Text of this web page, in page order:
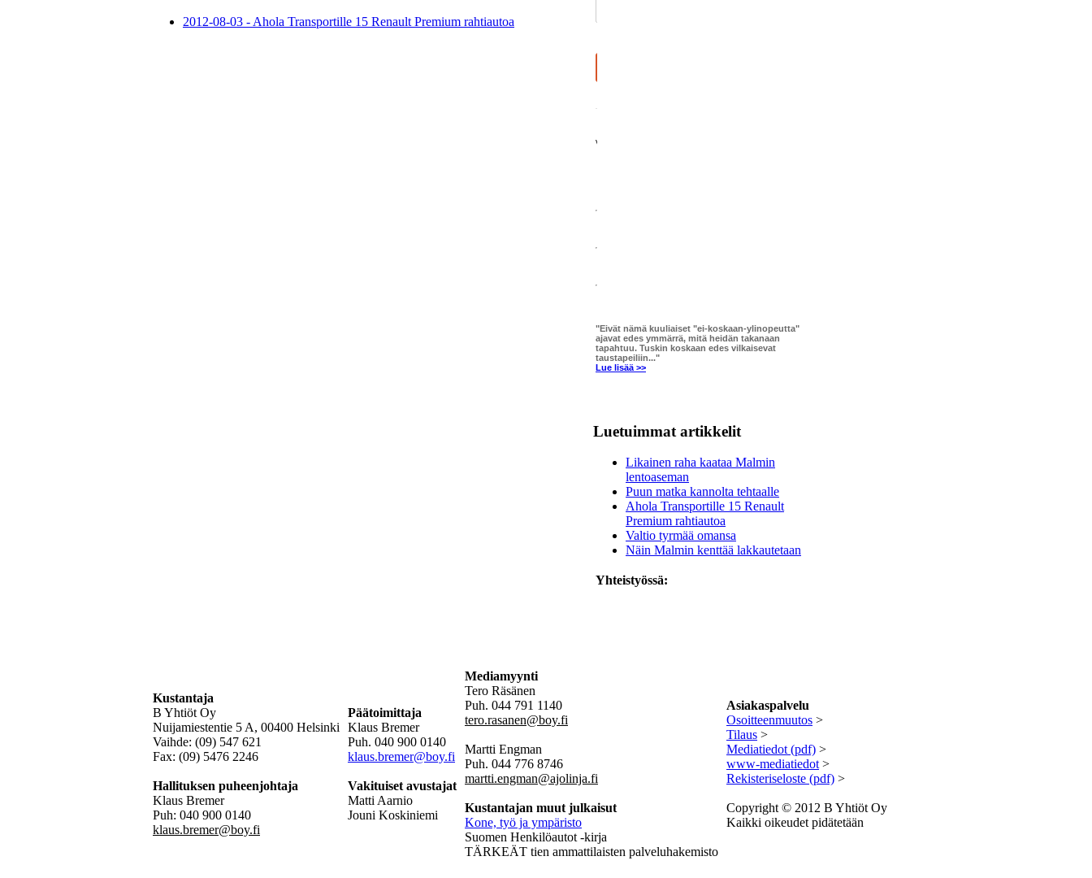
2012-08-03 - Ahola Transportille 15 Renault Premium rahtiautoa
"Eivät nämä kuuliaiset "ei-koskaan-ylinopeutta"
ajavat edes ymmärrä, mitä heidän takanaan
tapahtuu. Tuskin koskaan edes vilkaisevat
taustapeiliin..."
Lue lisää >>
Luetuimmat artikkelit
Likainen raha kaataa Malmin
lentoaseman
Puun matka kannolta tehtaalle
Ahola Transportille 15 Renault
Premium rahtiautoa
Valtio tyrmää omansa
Näin Malmin kenttää lakkautetaan
Yhteistyössä:
Kustantaja
B Yhtiöt Oy
Nuijamiestentie 5 A, 00400 Helsinki
Vaihde: (09) 547 621
Fax: (09) 5476 2246
Hallituksen puheenjohtaja
Klaus Bremer
Puh: 040 900 0140
klaus.bremer@boy.fi
Päätoimittaja
Klaus Bremer
Puh. 040 900 0140
klaus.bremer@boy.fi
Vakituiset avustajat
Matti Aarnio
Jouni Koskiniemi
Mediamyynti
Tero Räsänen
Puh. 044 791 1140
tero.rasanen@boy.fi
Martti Engman
Puh. 044 776 8746
martti.engman@ajolinja.fi
Kustantajan muut julkaisut
Kone, työ ja ympäristo
Suomen Henkilöautot -kirja
TÄRKEÄT tien ammattilaisten palveluhakemisto
Asiakaspalvelu
Osoitteenmuutos >
Tilaus >
Mediatiedot (pdf) >
www-mediatiedot >
Rekisteriseloste (pdf) >
Copyright © 2012 B Yhtiöt Oy
Kaikki oikeudet pidätetään